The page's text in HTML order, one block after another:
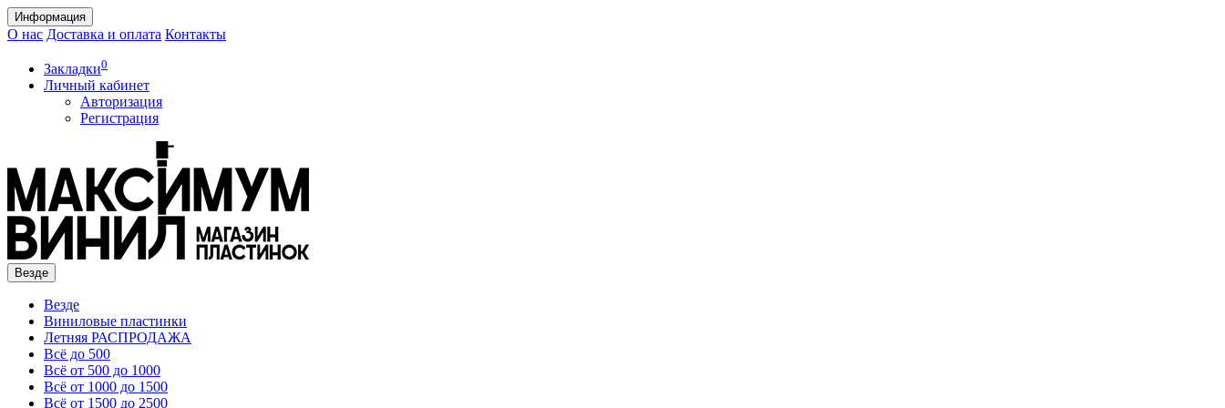
Информация
О нас Доставка и оплата Контакты
Закладки0
Личный кабинет
Авторизация
Регистрация
Везде
Везде
Виниловые пластинки
Летняя РАСПРОДАЖА
Всё до 500
Всё от 500 до 1000
Всё от 1000 до 1500
Всё от 1500 до 2500